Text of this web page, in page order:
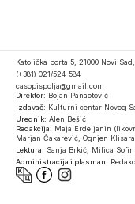
Katolička porta 5, 21000 Novi
(+381) 021/524-584
casopispolja@gmail.com
Direktor: Bojan Panaotović
Izdavač: Kulturni centar Novog
Urednik: Alen Bešić
Redakcija: Maja Erdeljanin
Marjan Čakarević, Ognjen
Lektura: Sanja Brkić, Milica
Administracija i plasman: